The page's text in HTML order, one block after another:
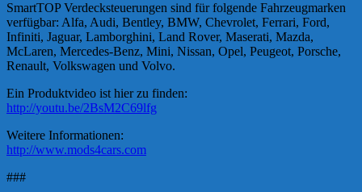
SmartTOP Verdecksteuerungen sind für folgende Fahrzeugmarken
verfügbar: Alfa, Audi, Bentley, BMW, Chevrolet, Ferrari, Ford,
Infiniti, Jaguar, Lamborghini, Land Rover, Maserati, Mazda,
McLaren, Mercedes-Benz, Mini, Nissan, Opel, Peugeot, Porsche,
Renault, Volkswagen und Volvo.
Ein Produktvideo ist hier zu finden:
http://youtu.be/2BsM2C69lfg
Weitere Informationen:
http://www.mods4cars.com
###